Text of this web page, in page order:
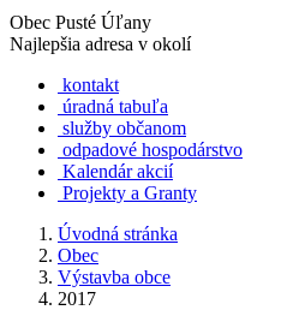
Obec Pusté Úľany
Najlepšia adresa v okolí
kontakt
úradná tabuľa
služby občanom
odpadové hospodárstvo
Kalendár akcií
Projekty a Granty
Úvodná stránka
Obec
Výstavba obce
2017